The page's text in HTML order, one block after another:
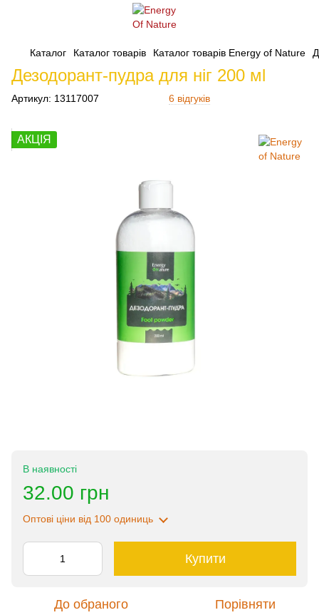
Каталог Каталог товарів Каталог товарів Energy of Nature
Дезодорант-пудра для ніг 200 мl
Артикул: 13117007 6 відгуків
АКЦІЯ
В наявності
32.00 грн
Оптові ціни від 100 одиниць
Купити
До обраного Порівняти